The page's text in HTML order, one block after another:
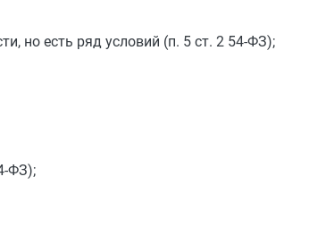
но есть ряд условий (п. 5 ст. 2 54-ФЗ);
ФЗ);